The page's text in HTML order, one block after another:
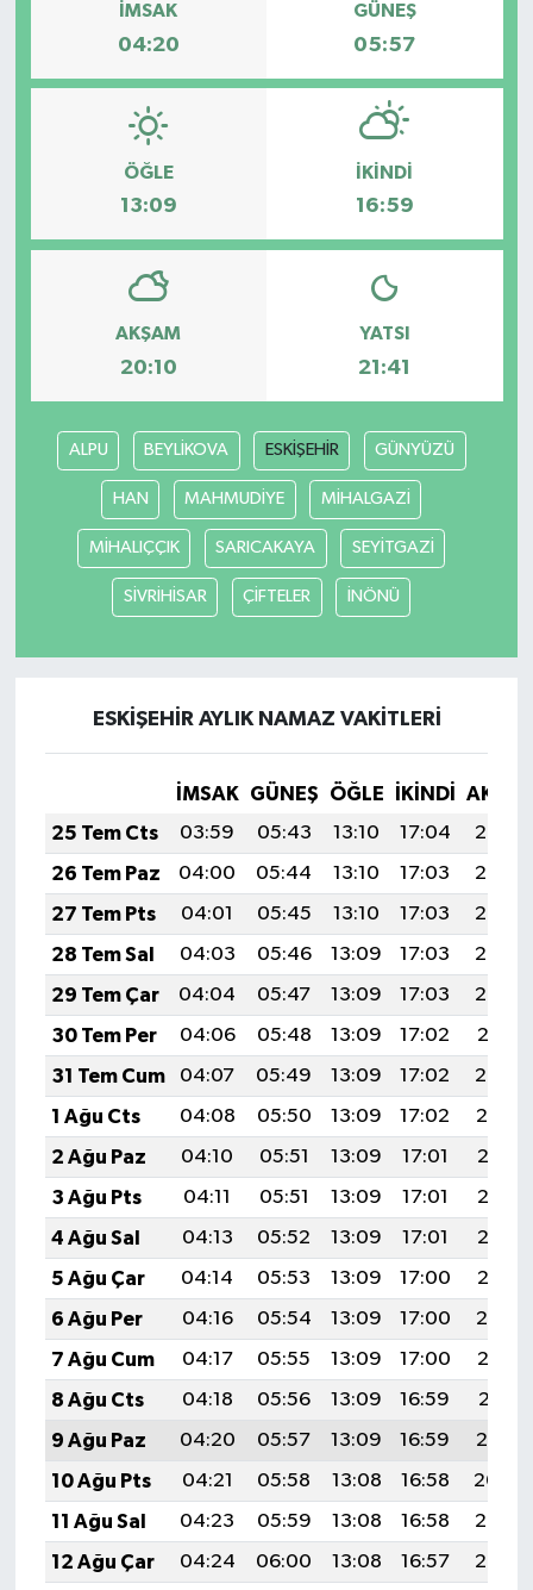
İMSAK
04:20
GÜNEŞ
05:57
ÖĞLE
13:09
İKINDI
16:59
AKŞAM
20:10
YATSI
21:41
ALPU BEYLİKOVA ESKİŞEHİR GÜNYÜZÜ
HAN MAHMUDİYE MİHALGAZİ
MİHALIÇÇIK SARICAKAYA SEYİTGAZİ
SİVRİHİSAR ÇİFTELER İNÖNÜ
ESKİŞEHİR AYLIK NAMAZ VAKITLERI
İMSAK GÜNEŞ ÖĞLE İKINDI
25 Tem Cts
03:59 05:43 13:10 17:04
20:26
26 Tem Paz
04:00 05:44 13:10 17:03
20:25
27 Tem Pts
04:01 05:45 13:10 17:03
20:24
28 Tem Sal
04:03 05:46 13:09 17:03
20:23
29 Tem Çar
04:04 05:47 13:09 17:03
20:22
30 Tem Per
04:06 05:48 13:09 17:02
20:21
31 Tem Cum
04:07 05:49 13:09 17:02
20:20
1 Ağu Cts
04:08 05:50 13:09 17:02
20:19
2 Ağu Paz
04:10 05:51 13:09 17:01
20:18
3 Ağu Pts
04:11 05:51 13:09 17:01
20:17
4 Ağu Sal
04:13 05:52 13:09 17:01
20:16
5 Ağu Çar
04:14 05:53 13:09 17:00
20:15
6 Ağu Per
04:16 05:54 13:09 17:00
20:14
7 Ağu Cum
04:17 05:55 13:09 17:00
20:12
8 Ağu Cts
04:18 05:56 13:09 16:59
20:11
9 Ağu Paz
04:20 05:57 13:09 16:59
20:10
10 Ağu Pts
04:21 05:58 13:08 16:58
20:09
11 Ağu Sal
04:23 05:59 13:08 16:58
20:08
12 Ağu Çar
04:24 06:00 13:08 16:57
20:06
Kültür & Sanat
Teknoloji
Bilim, Teknoloji